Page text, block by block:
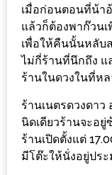
MARKET
10
พ่อ
แซ่บ
เมื่อก่อนตอนที่น้า
แล้วก็ต้องพาก๊วน
เพื่อให้คืนนั้นหลับ
ไม่กี่ร้านที่นึกถึง แ
ร้านในดวงในที่ห
ร้านเนตรดวงดา
นิดเดียวร้านจะอ
ร้านเปิดตั้งแต่
มีโต๊ะให้นั่งอยู่ปร